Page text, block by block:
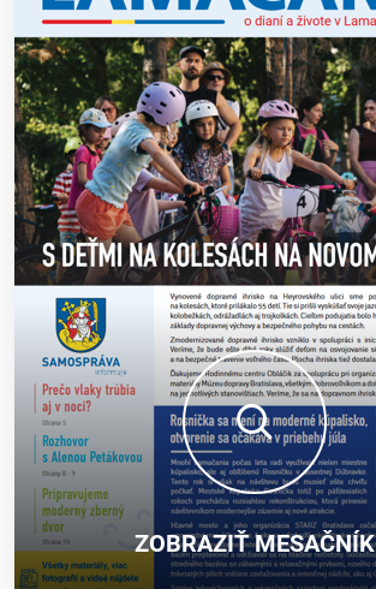
ZOBRAZIŤ MESAČNÍK